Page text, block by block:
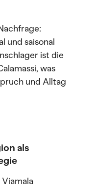
und saisonal
ist die
was
und Alltag
als